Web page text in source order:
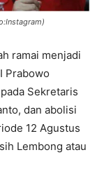
ramai menjadi
Prabowo
Sekretaris
dan abolisi
12 Agustus
Lembong atau